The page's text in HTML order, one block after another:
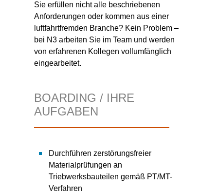
Sie erfüllen nicht alle beschriebenen
Anforderungen oder kommen aus einer
luftfahrtfremden Branche? Kein Problem –
bei N3 arbeiten Sie im Team und werden
von erfahrenen Kollegen vollumfänglich
eingearbeitet.
BOARDING / IHRE
AUFGABEN
Durchführen zerstörungsfreier
Materialprüfungen an
Triebwerksbauteilen gemäß PT/MT-
Verfahren